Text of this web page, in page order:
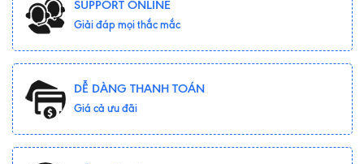
SUPPORT ONLINE
Giải đáp mọi thắc mắc
DỄ DÀNG THANH TOÁN
Giá cả ưu đãi